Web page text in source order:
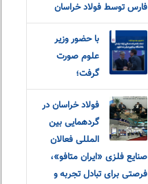
فارس توسط فولاد خراسان
با حضور وزیر
علوم صورت
گرفت؛
فولاد خراسان در
گردهمایی بین
المللی فعالان
صنایع فلزی «ایران متافو»،
فرصتی برای تبادل تجربه و